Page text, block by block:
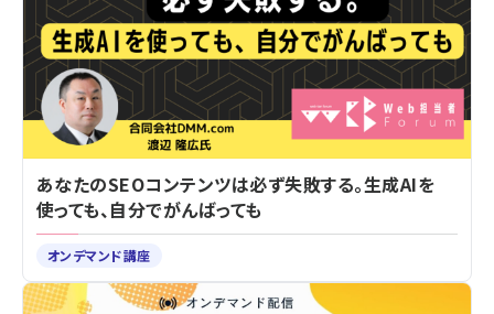
あなたのSEOコンテンツは必ず失敗する。生成AIを
使っても、自分でがんばっても
オンデマンド講座